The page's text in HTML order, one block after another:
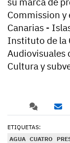
Commission
Canarias -
Instituto de la
Audiovisuales
Cultura y
ETIQUETAS:
AGUA CUATRO